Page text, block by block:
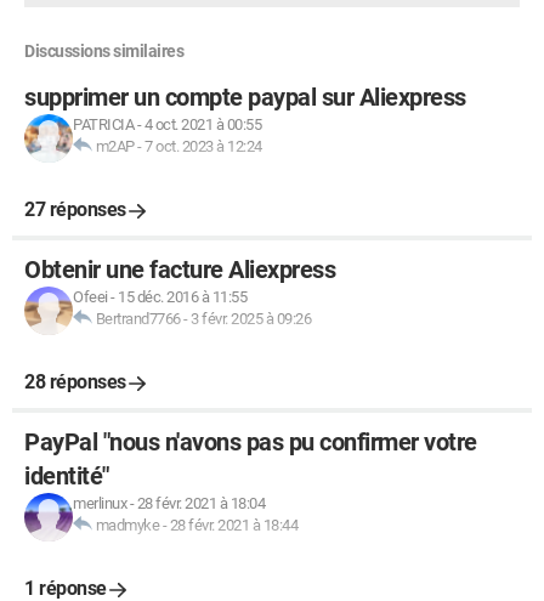
Discussions similaires
supprimer un compte paypal sur Aliexpress
PATRICIA-4 oct. 2021 à 00:55
m2AP-7 oct. 2023 à 12:24
27 réponses
Obtenir une facture Aliexpress
Ofeei - 15 déc. 2016 à 11:55
Bertrand7766- 3 févr. 2025 à 09:26
28 réponses
PayPal "nous n'avons pas pu confirmer votre
identité"
merlinux-28 févr. 2021 à 18:04
madmyke-28 févr. 2021 à 18:44
1 réponse